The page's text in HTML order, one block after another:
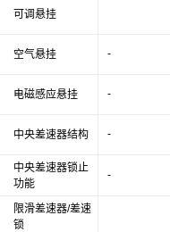
可调悬挂
空气悬挂
电磁感应悬挂
中央差速器结构
中央差速器锁止
功能
限滑差速器/差速
锁
-
-
-
-